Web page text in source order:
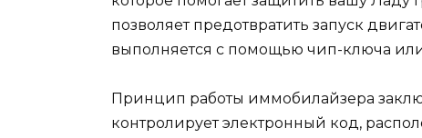
позволяет предотвратить запуск
выполняется с помощью чип-ключа
Принцип работы иммобилайзера
контролирует электронный код,